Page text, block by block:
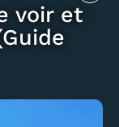
voir et